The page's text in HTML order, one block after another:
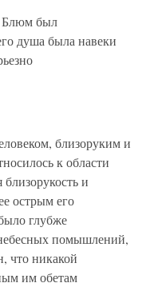
был
душа была навеки
близоруким и
к области
и
острым его
глубже
помышлений,
что никакой
им обетам